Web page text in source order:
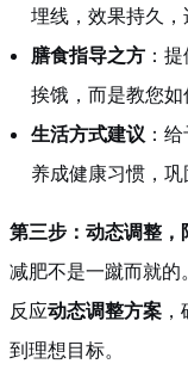
埋线，效果持久，
膳食指导之方 ：
挨饿，而是教您如
生活方式建议 ：
养成健康习惯，巩
第三步：动态调整，
减肥不是一蹴而就的
反应动态调整方案
到理想目标。